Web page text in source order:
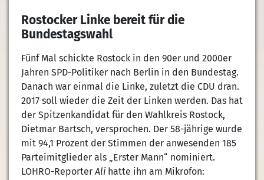
Rostocker Linke bereit für die
Bundestagswahl
Fünf Mal schickte Rostock in den 90er und 2000er
Jahren SPD-Politiker nach Berlin in den Bundestag.
Danach war einmal die Linke, zuletzt die CDU dran.
2017 soll wieder die Zeit der Linken werden. Das hat
der Spitzenkandidat für den Wahlkreis Rostock,
Dietmar Bartsch, versprochen. Der 58-jährige wurde
mit 94,1 Prozent der Stimmen der anwesenden 185
Parteimitglieder als „Erster Mann“ nominiert.
LOHRO-Reporter Ali hatte ihn am Mikrofon: